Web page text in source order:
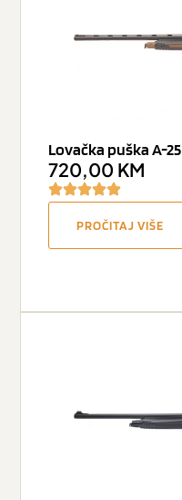
Lovačka puška A-25
720,00 KM
PROČITAJ VIŠE